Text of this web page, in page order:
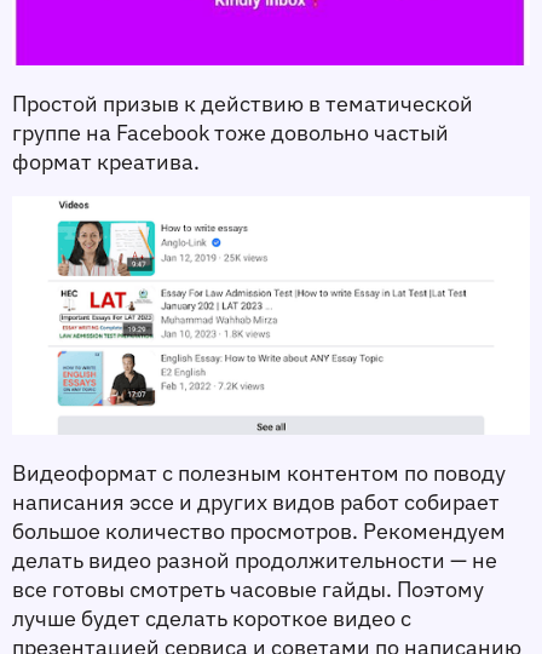
Простой призыв к действию в тематической
группе на Facebook тоже довольно частый
формат креатива.
Видеоформат с полезным контентом по поводу
написания эссе и других видов работ собирает
большое количество просмотров. Рекомендуем
делать видео разной продолжительности — не
все готовы смотреть часовые гайды. Поэтому
лучше будет сделать короткое видео с
презентацией сервиса и советами по написанию